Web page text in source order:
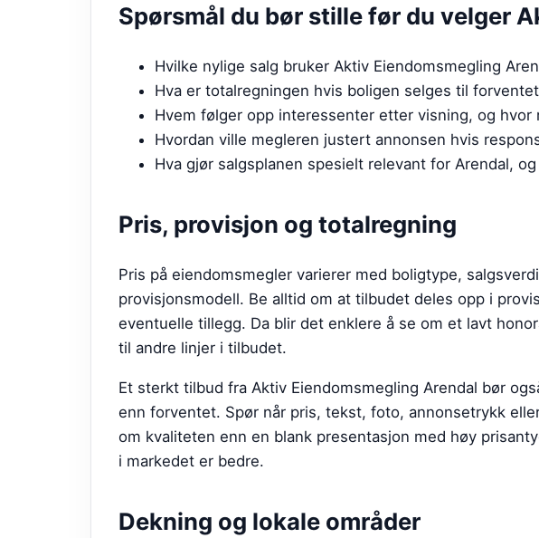
Spørsmål du bør stille før du velger
Hvilke nylige salg bruker Aktiv Eiendomsmegling
Hva er totalregningen hvis boligen selges til
Hvem følger opp interessenter etter visning, og hvor
Hvordan ville megleren justert annonsen hvis
Hva gjør salgsplanen spesielt relevant for Arendal,
Pris, provisjon og totalregning
Pris på eiendomsmegler varierer med boligtype,
provisjonsmodell. Be alltid om at tilbudet deles opp i
eventuelle tillegg. Da blir det enklere å se om et lavt
til andre linjer i tilbudet.
Et sterkt tilbud fra Aktiv Eiendomsmegling Arendal bør
enn forventet. Spør når pris, tekst, foto, annonsetrykk
om kvaliteten enn en blank presentasjon med høy
i markedet er bedre.
Dekning og lokale områder